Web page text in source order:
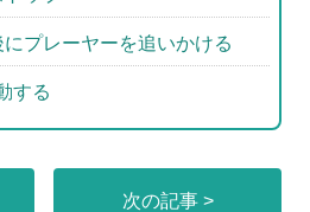
プレーヤーを追いかける
する
次の記事 >